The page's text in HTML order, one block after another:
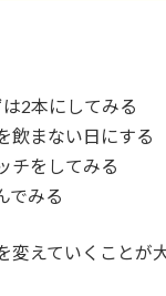
2本にしてみる
飲まない日にする
チをしてみる
でみる
変えていくことが